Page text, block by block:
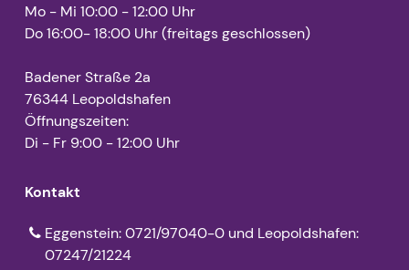
Mo - Mi 10:00 - 12:00 Uhr
Do 16:00- 18:00 Uhr (freitags geschlossen)
Badener Straße 2a
76344 Leopoldshafen
Öffnungszeiten:
Di - Fr 9:00 - 12:00 Uhr
Kontakt
Eggenstein: 0721/97040-0 und Leopoldshafen:
07247/21224